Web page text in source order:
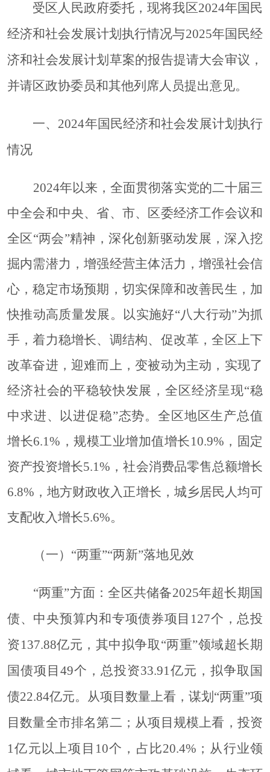
受区人民政府委托，现将我区2024年国民
经济和社会发展计划执行情况与2025年国民经
济和社会发展计划草案的报告提请大会审议，
并请区政协委员和其他列席人员提出意见。
一、 2024年国民经济和社会发展计划执行
情况
2024年以来，全面贯彻落实党的二十届三
中全会和中央、省、市、区委经济工作会议和
全区“两会”精神，深化创新驱动发展，深入挖
掘内需潜力，增强经营主体活力，增强社会信
心，稳定市场预期，切实保障和改善民生，加
快推动高质量发展。以实施好“八大行动”为抓
手，着力稳增长、调结构、促改革，全区上下
改革奋进，迎难而上，变被动为主动，实现了
经济社会的平稳较快发展，全区经济呈现“稳
中求进、以进促稳”态势。全区地区生产总值
增长6.1%，规模工业增加值增长10.9%，固定
资产投资增长5.1%，社会消费品零售总额增长
6.8%，地方财政收入正增长，城乡居民人均可
支配收入增长5.6%。
（一） “两重”“两新”落地见效
“两重”方面：全区共储备2025年超长期国
债、中央预算内和专项债券项目127个，总投
资137.88亿元，其中拟争取“两重”领域超长期
国债项目49个，总投资33.91亿元，拟争取国
债22.84亿元。从项目数量上看，谋划“两重”项
目数量全市排名第二；从项目规模上看，投资
1亿元以上项目10个，占比20.4%；从行业领